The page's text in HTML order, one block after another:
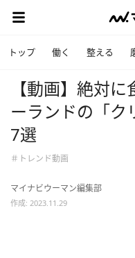
トップ 働く 整える
【動画】絶対
ーランドの「ク
7選
＃トレンド動画
マイナビウーマン編集部
作成: 2023.11.29